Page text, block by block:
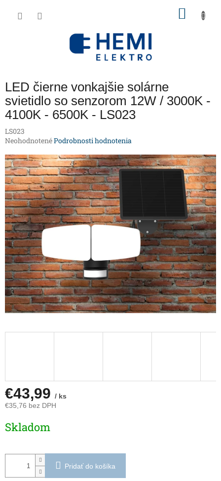
LED čierne vonkajšie solárne
svietidlo so senzorom 12W / 3000K -
4100K - 6500K - LS023
LS023
Priemerné
produktu
je
0,0
z
5
hviezdičiek.
NeohodnotenéPodrobnosti hodnotenia
€43,99 / ks
€35,76 bez DPH
cena:
Skladom
Pridať do košíka